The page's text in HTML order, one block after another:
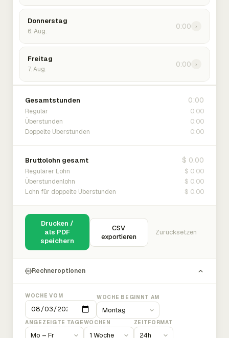
Donnerstag
6. Aug.
0:00 ›
Freitag
7. Aug.
0:00 ›
Gesamtstunden 0:00
Regulär 0:00
Überstunden 0:00
Doppelte Überstunden 0:00
Bruttolohn gesamt $ 0.00
Regulärer Lohn $ 0.00
Überstundenlohn $ 0.00
Lohn für doppelte Überstunden $ 0.00
Drucken /
als PDF
speichern
CSV
exportieren
Zurücksetzen
Rechneroptionen
WOCHE VOM WOCHE BEGINNT AM
ANGEZEIGTE TAGEWOCHEN ZEITFORMAT